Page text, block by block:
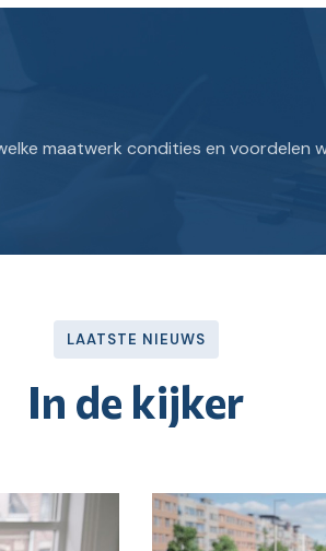
maatwerk condities en voordelen
LAATSTE NIEUWS
In de kijker